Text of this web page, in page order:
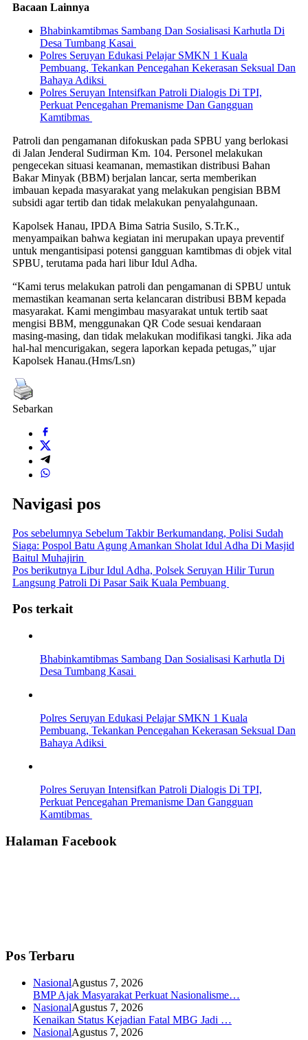
Bacaan Lainnya
Bhabinkamtibmas Sambang Dan Sosialisasi Karhutla Di
Desa Tumbang Kasai
Polres Seruyan Edukasi Pelajar SMKN 1 Kuala
Pembuang, Tekankan Pencegahan Kekerasan Seksual Dan
Bahaya Adiksi
Polres Seruyan Intensifkan Patroli Dialogis Di TPI,
Perkuat Pencegahan Premanisme Dan Gangguan
Kamtibmas
Patroli dan pengamanan difokuskan pada SPBU yang berlokasi
di Jalan Jenderal Sudirman Km. 104. Personel melakukan
pengecekan situasi keamanan, memastikan distribusi Bahan
Bakar Minyak (BBM) berjalan lancar, serta memberikan
imbauan kepada masyarakat yang melakukan pengisian BBM
subsidi agar tertib dan tidak melakukan penyalahgunaan.
Kapolsek Hanau, IPDA Bima Satria Susilo, S.Tr.K.,
menyampaikan bahwa kegiatan ini merupakan upaya preventif
untuk mengantisipasi potensi gangguan kamtibmas di objek vital
SPBU, terutama pada hari libur Idul Adha.
“Kami terus melakukan patroli dan pengamanan di SPBU untuk
memastikan keamanan serta kelancaran distribusi BBM kepada
masyarakat. Kami mengimbau masyarakat untuk tertib saat
mengisi BBM, menggunakan QR Code sesuai kendaraan
masing-masing, dan tidak melakukan modifikasi tangki. Jika ada
hal-hal mencurigakan, segera laporkan kepada petugas,” ujar
Kapolsek Hanau.(Hms/Lsn)
Sebarkan
Navigasi pos
Pos sebelumnya Sebelum Takbir Berkumandang, Polisi Sudah
Siaga: Pospol Batu Agung Amankan Sholat Idul Adha Di Masjid
Baitul Muhajirin
Pos berikutnya Libur Idul Adha, Polsek Seruyan Hilir Turun
Langsung Patroli Di Pasar Saik Kuala Pembuang
Pos terkait
Bhabinkamtibmas Sambang Dan Sosialisasi Karhutla Di
Desa Tumbang Kasai
Polres Seruyan Edukasi Pelajar SMKN 1 Kuala
Pembuang, Tekankan Pencegahan Kekerasan Seksual Dan
Bahaya Adiksi
Polres Seruyan Intensifkan Patroli Dialogis Di TPI,
Perkuat Pencegahan Premanisme Dan Gangguan
Kamtibmas
Halaman Facebook
Pos Terbaru
NasionalAgustus 7, 2026
BMP Ajak Masyarakat Perkuat Nasionalisme…
NasionalAgustus 7, 2026
Kenaikan Status Kejadian Fatal MBG Jadi …
NasionalAgustus 7, 2026